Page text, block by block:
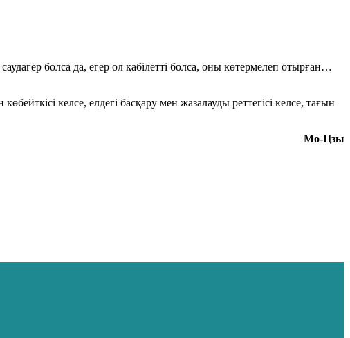
болса да, егер ол қабілетті болса, оны көтермелеп отырған…
келсе, елдегі басқару мен жазалауды реттегісі келсе, тағын
Мо-Цзы